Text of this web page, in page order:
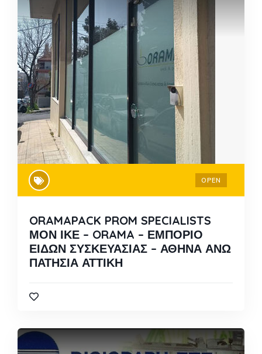
OPEN
ORAMAPACK PROM SPECIALISTS
ΜΟΝ ΙΚΕ – ORAMA – ΕΜΠΟΡΙΟ
ΕΙΔΩΝ ΣΥΣΚΕΥΑΣΙΑΣ – ΑΘΗΝΑ ΑΝΩ
ΠΑΤΗΣΙΑ ΑΤΤΙΚΗ